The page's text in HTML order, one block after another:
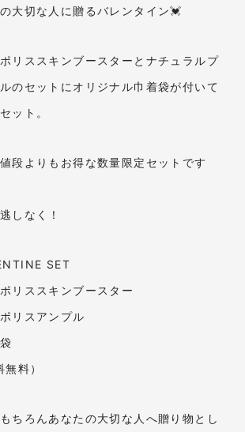
大切な人に贈るバレンタイン💓
リススキンブースターとナチュラルプ
のセットにオリジナル巾着袋が付いて
ット。
段よりもお得な数量限定セットです
しなく！
SET
リススキンブースター
リスアンプル
料）
ちろんあなたの大切な人へ贈り物とし